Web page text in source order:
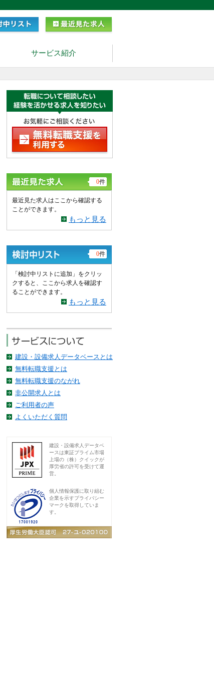
サービス紹介
0件
最近見た求人はここから確認する
ことができます。
もっと見る
0件
「検討中リストに追加」をクリッ
クすると、ここから求人を確認す
ることができます。
もっと見る
建設・設備求人データベースとは
無料転職支援とは
無料転職支援のながれ
非公開求人とは
ご利用者の声
よくいただく質問
建設・設備求人データベ
ースは東証プライム市場
上場の（株）クイックが
厚労省の許可を受けて運
営。
個人情報保護に取り組む
企業を示すプライバシー
マークを取得していま
す。